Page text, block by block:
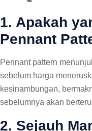
1. Apakah
Pennant
Pennant pattern
sebelum harga
kesinambungan,
sebelumnya akan
2. Sejauh